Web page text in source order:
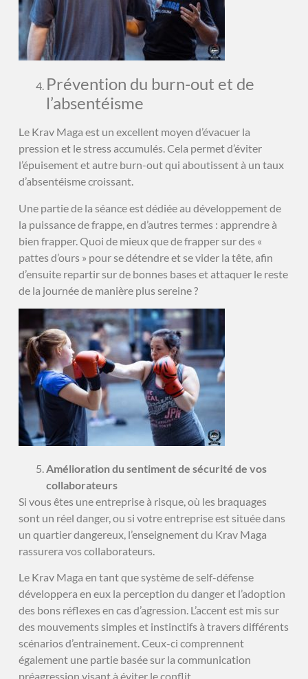
Prévention du burn-out et de
l’absentéisme
Le Krav Maga est un excellent moyen d’évacuer la
pression et le stress accumulés. Cela permet d’éviter
l’épuisement et autre burn-out qui aboutissent à un taux
d’absentéisme croissant.
Une partie de la séance est dédiée au développement de
la puissance de frappe, en d’autres termes : apprendre à
bien frapper. Quoi de mieux que de frapper sur des «
pattes d’ours » pour se détendre et se vider la tête, afin
d’ensuite repartir sur de bonnes bases et attaquer le reste
de la journée de manière plus sereine ?
Amélioration du sentiment de sécurité de vos
collaborateurs
Si vous êtes une entreprise à risque, où les braquages
sont un réel danger, ou si votre entreprise est située dans
un quartier dangereux, l’enseignement du Krav Maga
rassurera vos collaborateurs.
Le Krav Maga en tant que système de self-défense
développera en eux la perception du danger et l’adoption
des bons réflexes en cas d’agression. L’accent est mis sur
des mouvements simples et instinctifs à travers différents
scénarios d’entrainement. Ceux-ci comprennent
également une partie basée sur la communication
préagression visant à éviter le conflit.